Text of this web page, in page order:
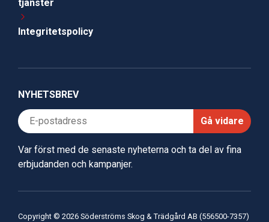
tjänster
Integritetspolicy
NYHETSBREV
Gå vidare
Var först med de senaste nyheterna och ta del av fina
erbjudanden och kampanjer.
Copyright © 2026 Söderströms Skog & Trädgård AB (556500-7357)